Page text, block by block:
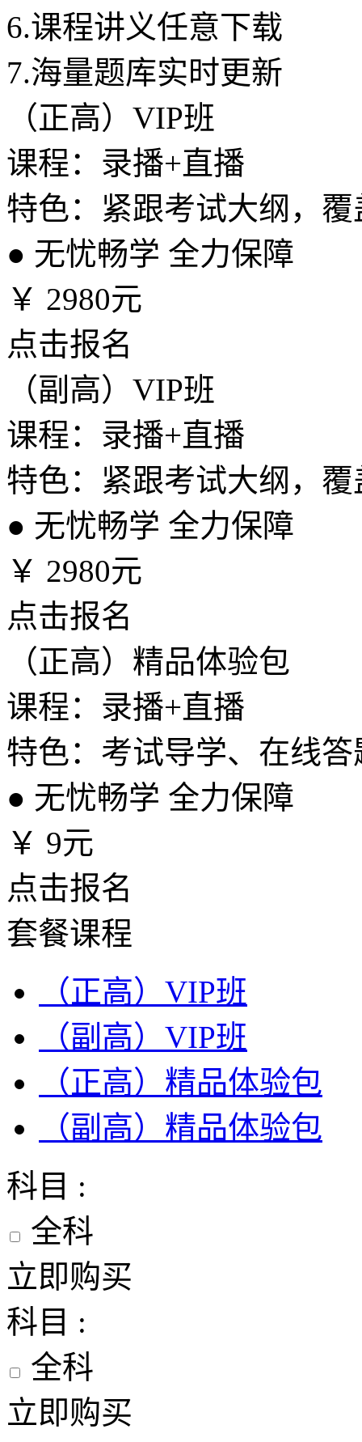
6.课程讲义任意下载
7.海量题库实时更新
（正高）VIP班
课程：录播+直播
特色：紧跟考试大纲，
● 无忧畅学 全力保障
￥ 2980元
点击报名
（副高）VIP班
课程：录播+直播
特色：紧跟考试大纲，
● 无忧畅学 全力保障
￥ 2980元
点击报名
（正高）精品体验包
课程：录播+直播
特色：考试导学、在线答
● 无忧畅学 全力保障
￥ 9元
点击报名
套餐课程
（正高）VIP班
（副高）VIP班
（正高）精品体验包
（副高）精品体验包
科目 :
全科
立即购买
科目 :
全科
立即购买